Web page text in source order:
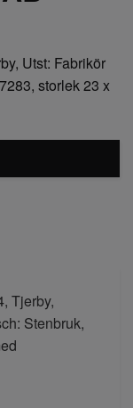
Utst: Fabrikör
storlek 23 x
Tjerby,
Stenbruk,